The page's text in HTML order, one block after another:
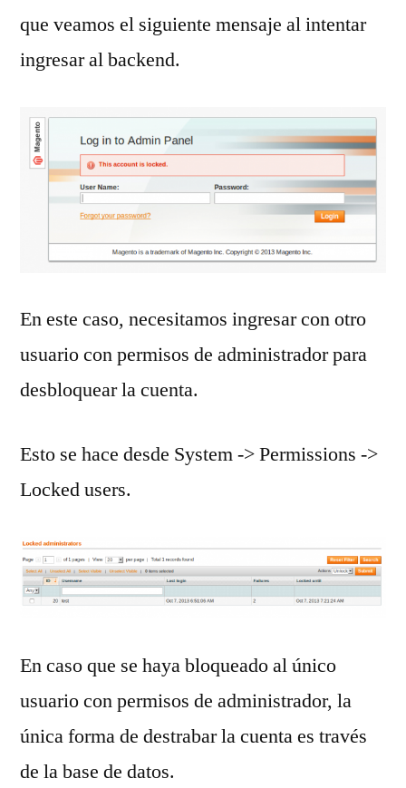
que veamos el siguiente mensaje al intentar
ingresar al backend.
En este caso, necesitamos ingresar con otro
usuario con permisos de administrador para
desbloquear la cuenta.
Esto se hace desde System -> Permissions ->
Locked users.
En caso que se haya bloqueado al único
usuario con permisos de administrador, la
única forma de destrabar la cuenta es través
de la base de datos.